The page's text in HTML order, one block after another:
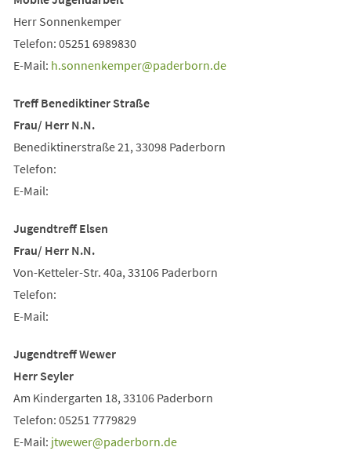
Herr Sonnenkemper
Telefon: 05251 6989830
E-Mail: h.sonnenkemper paderborn de
Treff Benediktiner Straße
Frau/ Herr N.N.
Benediktinerstraße 21, 33098 Paderborn
Telefon:
E-Mail:
Jugendtreff Elsen
Frau/ Herr N.N.
Von-Ketteler-Str. 40a, 33106 Paderborn
Telefon:
E-Mail:
Jugendtreff Wewer
Herr Seyler
Am Kindergarten 18, 33106 Paderborn
Telefon: 05251 7779829
E-Mail: jtwewer paderborn de